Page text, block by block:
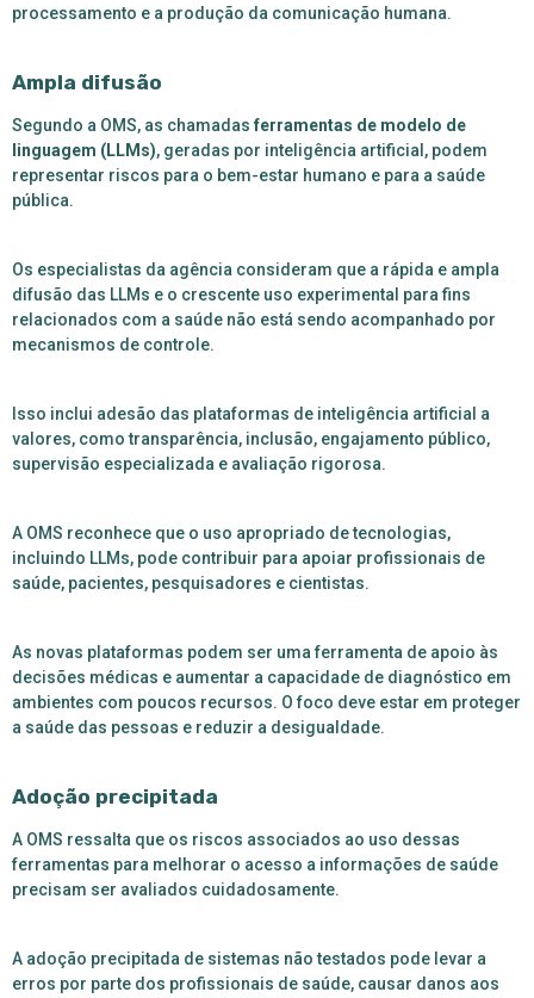
processamento e a produção da comunicação humana.
Ampla difusão
Segundo a OMS, as chamadasferramentas de modelo de
linguagem (LLMs), geradas por inteligência artificial, podem
representar riscos para o bem-estar humano e para a saúde
pública.
Os especialistas da agência consideram que a rápida e ampla
difusão das LLMs e o crescente uso experimental para fins
relacionados com a saúde não está sendo acompanhado por
mecanismos de controle.
Isso inclui adesão das plataformas de inteligência artificial a
valores, como transparência, inclusão, engajamento público,
supervisão especializada e avaliação rigorosa.
A OMS reconhece que o uso apropriado de tecnologias,
incluindo LLMs, pode contribuir para apoiar profissionais de
saúde, pacientes, pesquisadores e cientistas.
As novas plataformas podem ser uma ferramenta de apoio às
decisões médicas e aumentar a capacidade de diagnóstico em
ambientes com poucos recursos. O foco deve estar em proteger
a saúde das pessoas e reduzir a desigualdade.
Adoção precipitada
A OMS ressalta que os riscos associados ao uso dessas
ferramentas para melhorar o acesso a informações de saúde
precisam ser avaliados cuidadosamente.
A adoção precipitada de sistemas não testados pode levar a
erros por parte dos profissionais de saúde, causar danos aos